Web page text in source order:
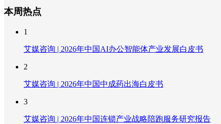
本周热点
1
艾媒咨询 | 2026年中国AI办公智能体产业发展白皮书
2
艾媒咨询 | 2026年中国中成药出海白皮书
3
艾媒咨询 | 2026年中国连锁产业战略陪跑服务研究报告